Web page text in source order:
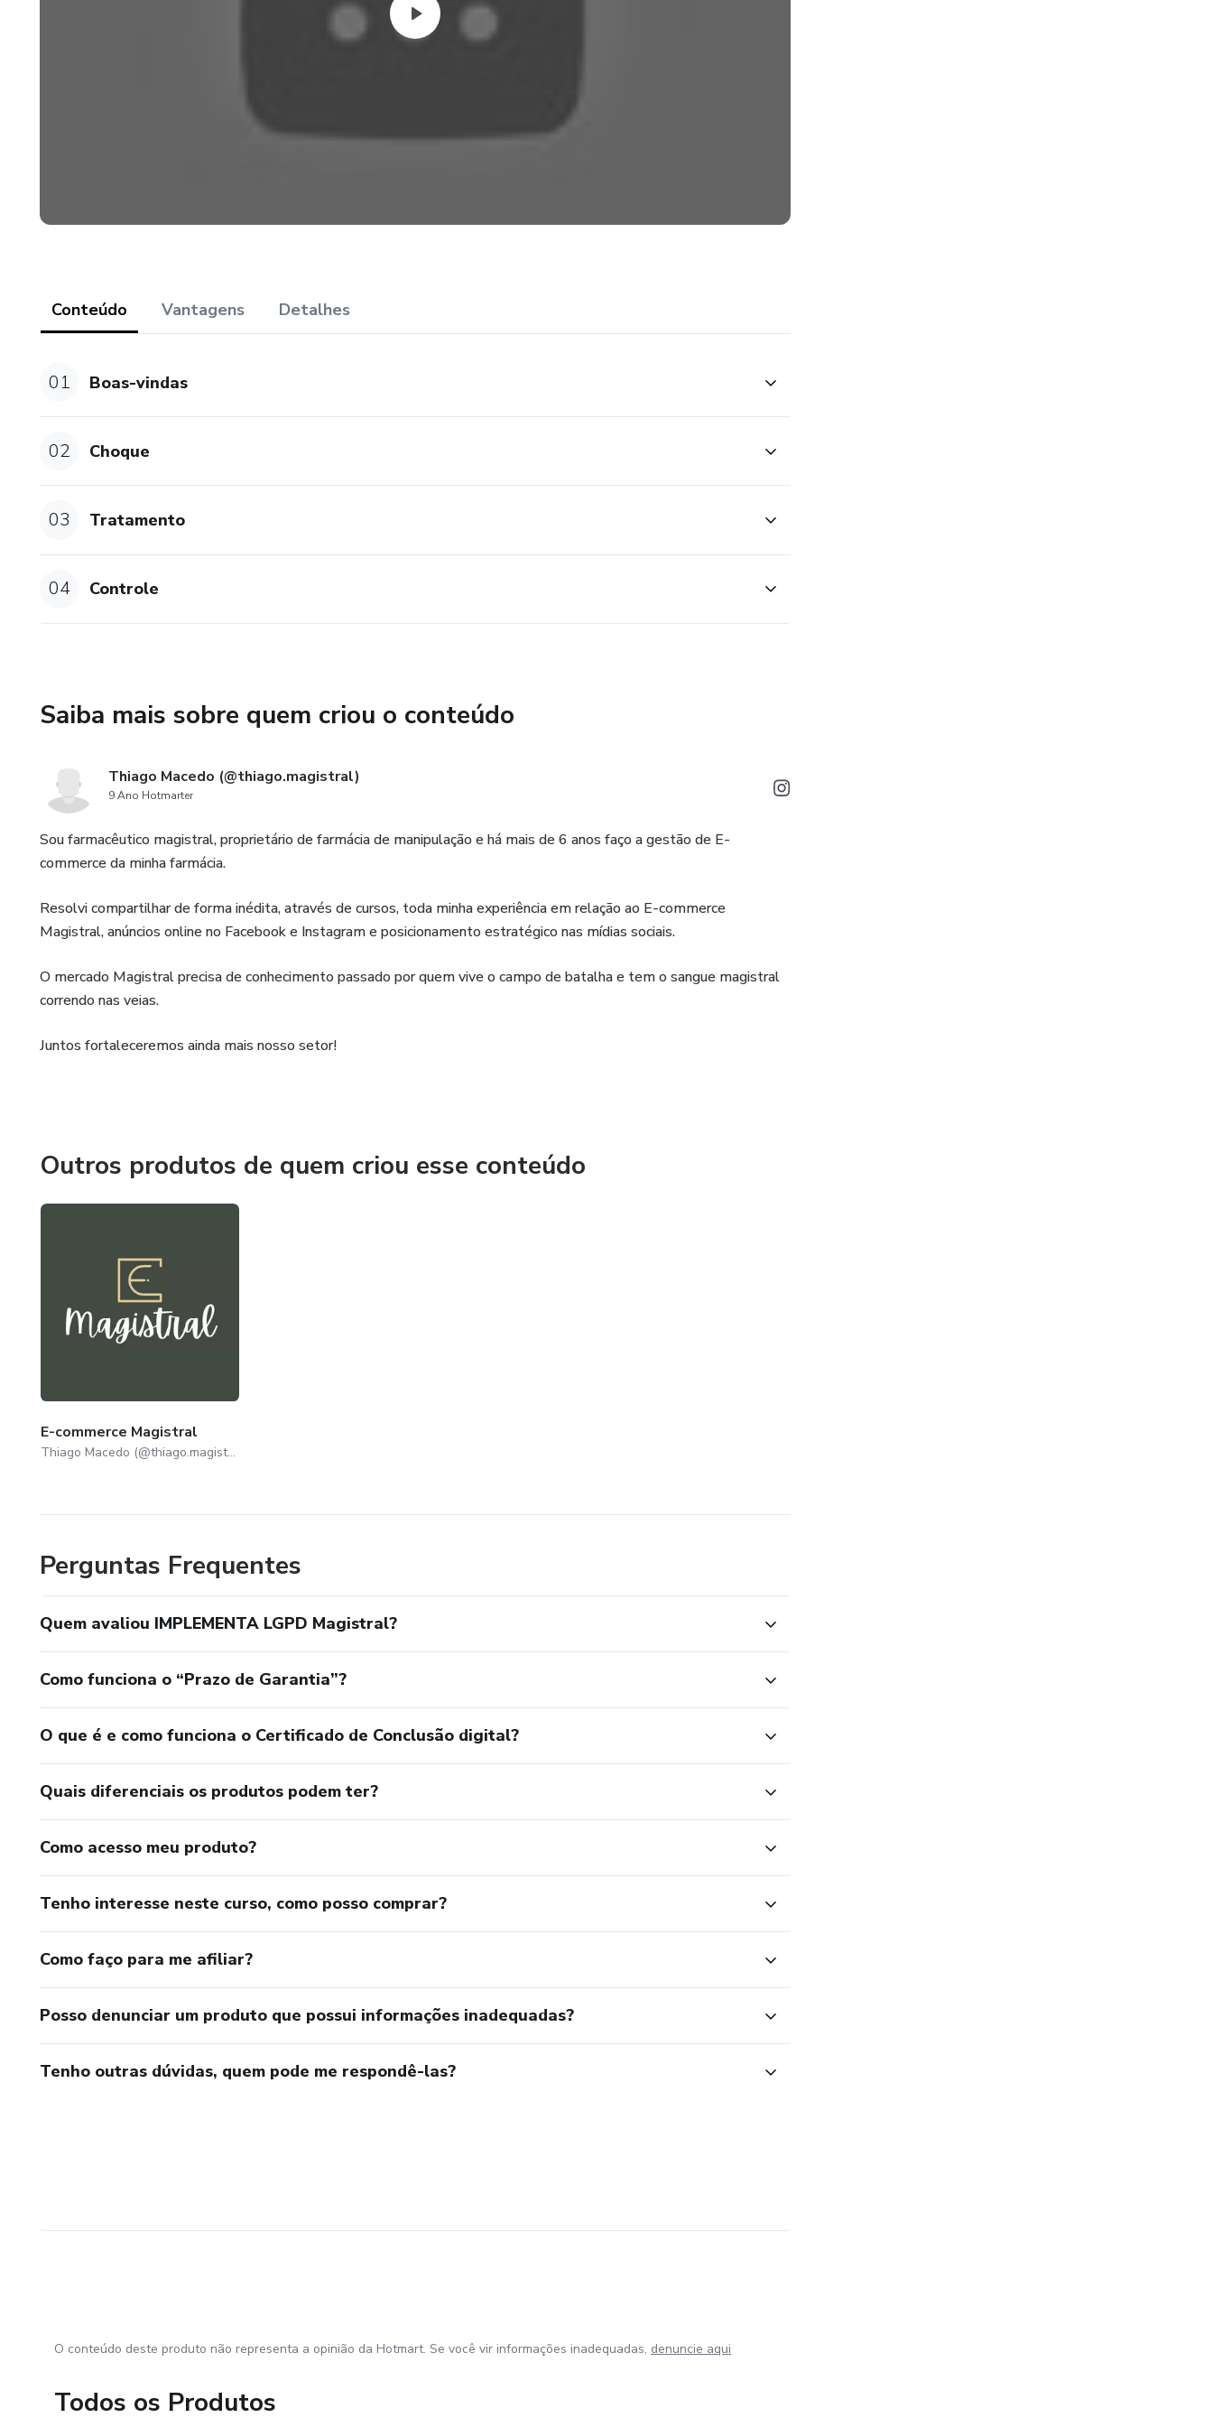
Conteúdo Vantagens Detalhes
01 Boas-vindas
02 Choque
03 Tratamento
04 Controle
Saiba mais sobre quem criou o conteúdo
Thiago Macedo (@thiago.magistral)
9 Ano Hotmarter
Sou farmacêutico magistral, proprietário de farmácia de manipulação e há mais de 6 anos faço a gestão de E-
commerce da minha farmácia.
Resolvi compartilhar de forma inédita, através de cursos, toda minha experiência em relação ao E-commerce
Magistral, anúncios online no Facebook e Instagram e posicionamento estratégico nas mídias sociais.
O mercado Magistral precisa de conhecimento passado por quem vive o campo de batalha e tem o sangue magistral
correndo nas veias.
Juntos fortaleceremos ainda mais nosso setor!
Outros produtos de quem criou esse conteúdo
E-commerce Magistral
Thiago Macedo (@thiago.magistral)
Perguntas Frequentes
Quem avaliou IMPLEMENTA LGPD Magistral?
Como funciona o “Prazo de Garantia”?
O que é e como funciona o Certificado de Conclusão digital?
Quais diferenciais os produtos podem ter?
Como acesso meu produto?
Tenho interesse neste curso, como posso comprar?
Como faço para me afiliar?
Posso denunciar um produto que possui informações inadequadas?
Tenho outras dúvidas, quem pode me respondê-las?
O conteúdo deste produto não representa a opinião da Hotmart. Se você vir informações inadequadas, denuncie aqui
Todos os Produtos